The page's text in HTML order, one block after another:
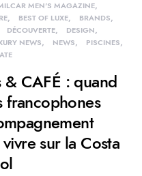
MEN'S MAGAZINE
BEST OF LUXE
BRANDS
DÉCOUVERTE
DESIGN
NEWS NEWS
PISCINES
CAFÉ : quand
francophones
sur la Costa